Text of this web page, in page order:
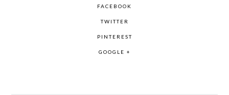
FACEBOOK
TWITTER
PINTEREST
GOOGLE +